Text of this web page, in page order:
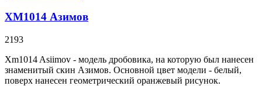
XM1014 Азимов
2193
Xm1014 Asiimov - модель дробовика, на которую был нанесен
знаменитый скин Азимов. Основной цвет модели - белый,
поверх нанесен геометрический оранжевый рисунок.